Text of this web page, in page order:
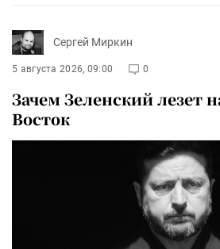
Сергей Миркин
5 августа 2026, 09:00 0
Зачем Зеленский лезет
Восток